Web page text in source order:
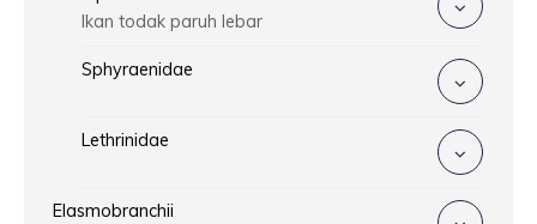
Ikan todak paruh lebar
Sphyraenidae
Lethrinidae
Elasmobranchii